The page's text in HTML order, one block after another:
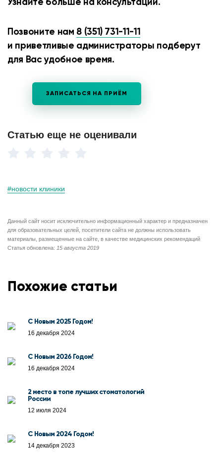
Позвоните нам 8 (351) 731-11-11
и приветливые администраторы подберут
для Вас удобное время.
ЗАПИСАТЬСЯ НА ПРИЁМ
Статью еще не оценивали
#новости клиники
Данный сайт носит исключительно информационный характер и предназначен
для образовательных целей, посетители сайта не должны использовать
материалы, размещенные на сайте, в качестве медицинских рекомендаций
Статья обновлена: 15 августа 2019
Похожие статьи
С Новым 2025 Годом!
16 декабря 2024
С Новым 2026 Годом!
16 декабря 2024
2 место в топе лучших стоматологий
России
12 июля 2024
С Новым 2024 Годом!
14 декабря 2023